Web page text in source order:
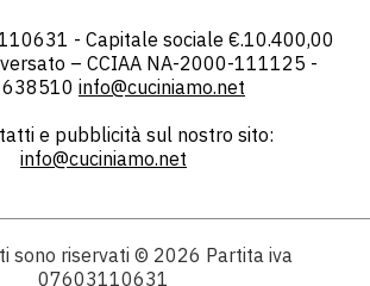
- Capitale sociale €.10.400,00
– CCIAA NA-2000-111125 -
638510 info@cuciniamo.net
e pubblicità sul nostro sito:
info@cuciniamo.net
sono riservati © 2026 Partita iva
07603110631